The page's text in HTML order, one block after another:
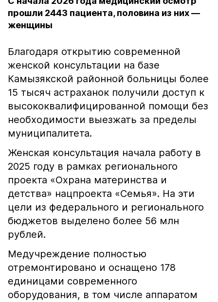
прошли 2443 пациента, половина из них —
женщины
Благодаря открытию современной
женской консультации на базе
Камызякской районной больницы более
15 тысяч астраханок получили доступ к
высококвалифицированной помощи без
необходимости выезжать за пределы
муниципалитета.
Женская консультация начала работу в
2025 году в рамках регионального
проекта «Охрана материнства и
детства» нацпроекта «Семья». На эти
цели из федерального и регионального
бюджетов выделено более 56 млн
рублей.
Медучреждение полностью
отремонтировано и оснащено 178
единицами современного
оборудования, в том числе аппаратом